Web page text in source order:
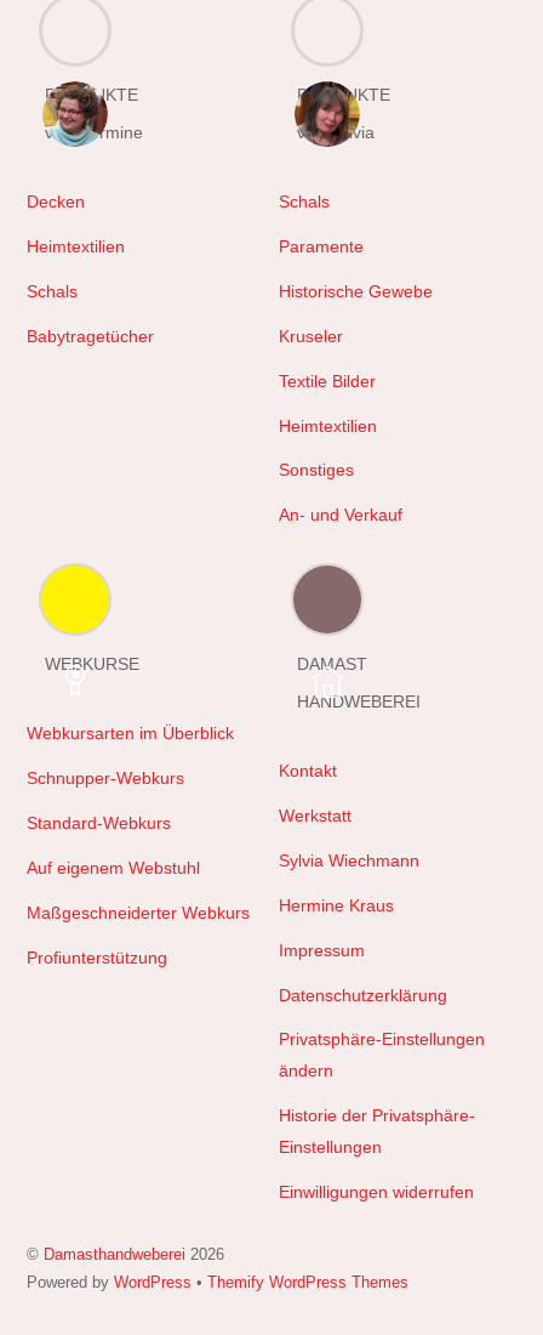
PRODUKTE
von Hermine
Decken
Heimtextilien
Schals
Babytragetücher
PRODUKTE
von Sylvia
Schals
Paramente
Historische Gewebe
Kruseler
Textile Bilder
Heimtextilien
Sonstiges
An- und Verkauf
WEBKURSE
Webkursarten im Überblick
Schnupper-Webkurs
Standard-Webkurs
Auf eigenem Webstuhl
Maßgeschneiderter Webkurs
Profiunterstützung
DAMAST
HANDWEBEREI
Kontakt
Werkstatt
Sylvia Wiechmann
Hermine Kraus
Impressum
Datenschutzerklärung
Privatsphäre-Einstellungen
ändern
Historie der Privatsphäre-
Einstellungen
Einwilligungen widerrufen
© Damasthandweberei 2026
Powered byWordPress •Themify WordPress Themes